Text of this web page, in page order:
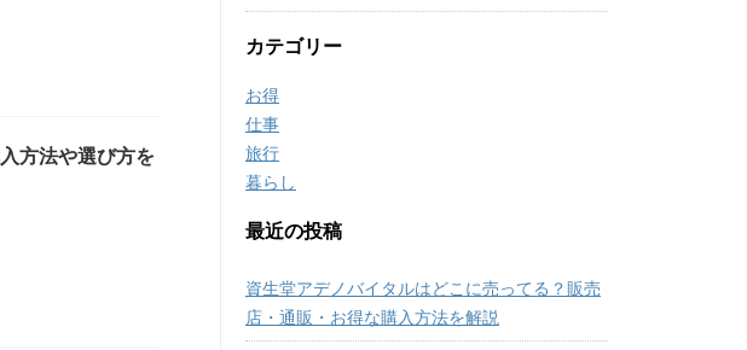
方法や選び方を
カテゴリー
お得
仕事
旅行
暮らし
最近の投稿
資生堂アデノバイタルはどこに売ってる？販売
店・通販・お得な購入方法を解説